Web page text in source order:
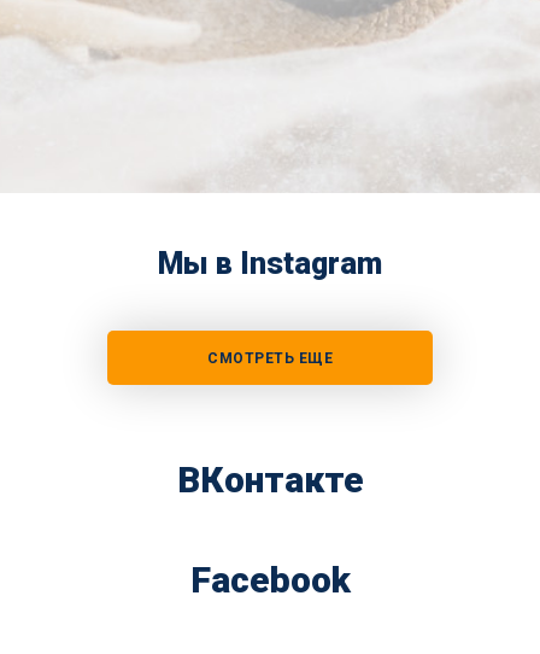
Мы в Instagram
СМОТРЕТЬ ЕЩЕ
ВКонтакте
Facebook